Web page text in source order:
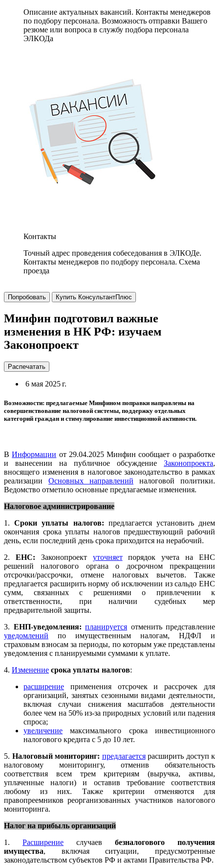
Описание актуальных вакансий. Контакты менеджеров
по подбору персонала. Возможность отправки Вашего
резюме или вопроса в службу подбора персонала
ЭЛКОДа
Контакты
Точный адрес проведения собеседования в ЭЛКОДе.
Контакты менеджеров по подбору персонала. Схема
проезда
Попробовать Купить КонсультантПлюс
Минфин подготовил важные
изменения в НК РФ: изучаем
Законопроект
Распечатать
6 мая 2025 г.
Возможности: предлагаемые Минфином поправки направлены на
совершенствование налоговой системы, поддержку отдельных
категорий граждан и стимулирование инвестиционной активности.
ВИнформации от 29.04.2025 Минфин сообщает о разработке
и вынесении на публичное обсуждение Законопроекта,
вносящего изменения в налоговое законодательство в рамках
реализации Основных направлений налоговой политики.
Ведомство отметило основные предлагаемые изменения.
Налоговое администрирование
1.Сроки уплаты налогов: предлагается установить днем
окончания срока уплаты налогов предшествующий рабочий
день, если последний день срока приходится на нерабочий.
2. ЕНС: Законопроект уточняетпорядок учета на ЕНС
решений налогового органа о досрочном прекращении
отсрочки/рассрочки, отмене налоговых вычетов. Также
предлагается расширить норму об исключении из сальдо ЕНС
сумм, связанных с решениями о привлечении к
ответственности, при наличии судебных мер
предварительной защиты.
3. ЕНП-уведомления: планируется отменить представление
уведомлений по имущественным налогам, НДФЛ и
страховым взносам за периоды, по которым уже представлены
уведомления с планируемыми суммами к уплате.
4. Изменение срока уплаты налогов:
расширение применения отсрочек и рассрочек для
организаций, занятых сезонными видами деятельности,
включая случаи снижения масштабов деятельности
более чем на 50% из-за природных условий или падения
спроса;
увеличение максимального срока инвестиционного
налогового кредита с 5 до 10 лет.
5. Налоговый мониторинг: предлагаетсярасширить доступ к
налоговому мониторингу, отменив обязательность
соответствия всем трем критериям (выручка, активы,
уплаченные налоги) и оставив требование соответствия
любому из них. Также критерии отменяются для
правопреемников реорганизованных участников налогового
мониторинга.
Налог на прибыль организаций
1. Расширение случаев безналогового получения
имущества, включая ситуации, предусмотренные
законодательством субъектов РФ и актами Правительства РФ.